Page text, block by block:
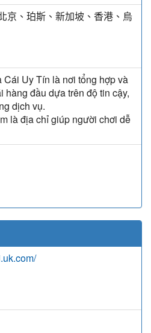
京、珀斯、新加坡、香港、烏
Uy Tín là nơi tổng hợp và
hàng đầu dựa trên độ tin cậy,
dịch vụ.
là địa chỉ giúp người chơi dễ